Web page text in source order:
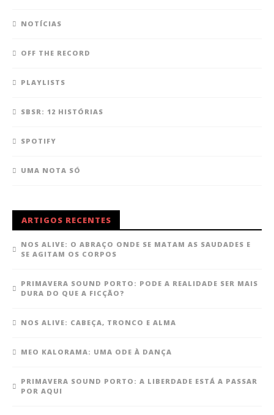
NOTÍCIAS
OFF THE RECORD
PLAYLISTS
SBSR: 12 HISTÓRIAS
SPOTIFY
UMA NOTA SÓ
ARTIGOS RECENTES
NOS ALIVE: O ABRAÇO ONDE SE MATAM AS SAUDADES E
SE AGITAM OS CORPOS
PRIMAVERA SOUND PORTO: PODE A REALIDADE SER MAIS
DURA DO QUE A FICÇÃO?
NOS ALIVE: CABEÇA, TRONCO E ALMA
MEO KALORAMA: UMA ODE À DANÇA
PRIMAVERA SOUND PORTO: A LIBERDADE ESTÁ A PASSAR
POR AQUI